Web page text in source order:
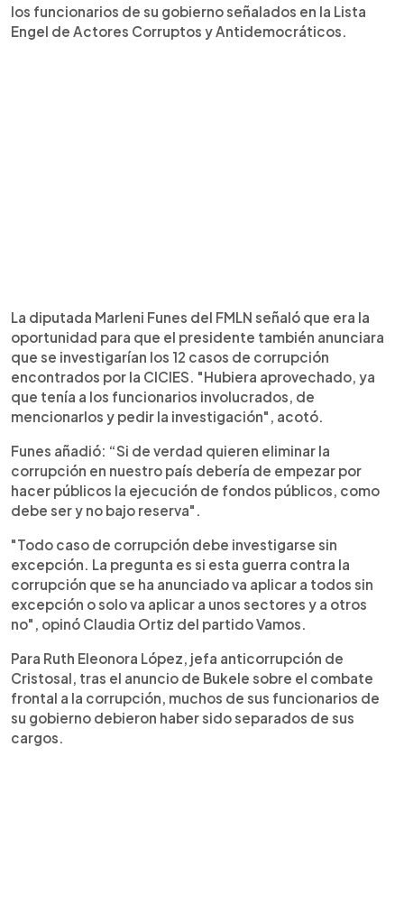
los funcionarios de su gobierno señalados en la Lista
Engel de Actores Corruptos y Antidemocráticos.
La diputada Marleni Funes del FMLN señaló que era la
oportunidad para que el presidente también anunciara
que se investigarían los 12 casos de corrupción
encontrados por la CICIES. "Hubiera aprovechado, ya
que tenía a los funcionarios involucrados, de
mencionarlos y pedir la investigación", acotó.
Funes añadió: “Si de verdad quieren eliminar la
corrupción en nuestro país debería de empezar por
hacer públicos la ejecución de fondos públicos, como
debe ser y no bajo reserva".
"Todo caso de corrupción debe investigarse sin
excepción. La pregunta es si esta guerra contra la
corrupción que se ha anunciado va aplicar a todos sin
excepción o solo va aplicar a unos sectores y a otros
no", opinó Claudia Ortiz del partido Vamos.
Para Ruth Eleonora López, jefa anticorrupción de
Cristosal, tras el anuncio de Bukele sobre el combate
frontal a la corrupción, muchos de sus funcionarios de
su gobierno debieron haber sido separados de sus
cargos.